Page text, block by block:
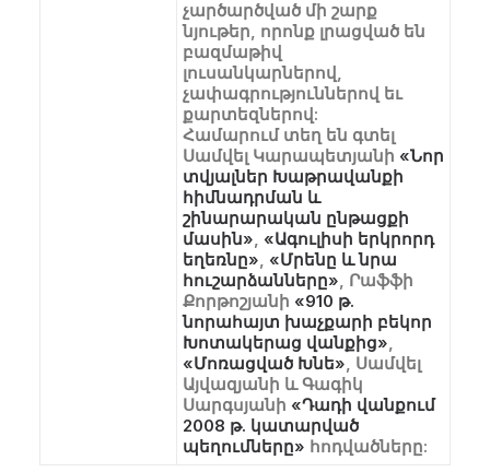
չարծարծված մի շարք
նյութեր, որոնք լրացված են
բազմաթիվ
լուսանկարներով,
չափագրություններով եւ
քարտեզներով:
Համարում տեղ են գտել
Սամվել Կարապետյանի «Նոր
տվյալներ Խաթրավանքի
հիմնադրման և
շինարարական ընթացքի
մասին», «Ագուլիսի երկրորդ
եղեռնը», «Մրենը և նրա
հուշարձանները», Րաֆֆի
Քորթոշյանի «910 թ.
նորահայտ խաչքարի բեկոր
Խոտակերաց վանքից»,
«Մոռացված Խնե», Սամվել
Այվազյանի և Գագիկ
Սարգսյանի «Դադի վանքում
2008 թ. կատարված
պեղումները» հոդվածները: